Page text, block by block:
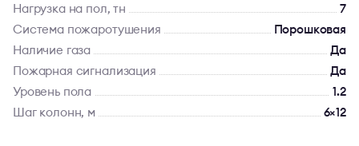
Нагрузка на пол, тн
7
Система пожаротушения
Порошковая
Наличие газа
Да
Пожарная сигнализация
Да
Уровень пола
1.2
Шаг колонн, м
6×12